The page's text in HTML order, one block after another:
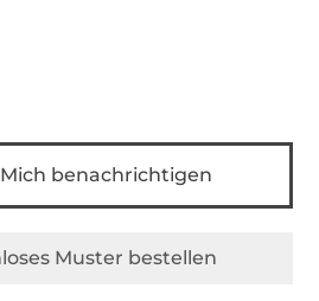
Mich benachrichtigen